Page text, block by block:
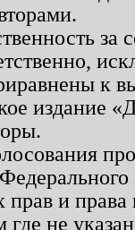
к
издание
прав и
не